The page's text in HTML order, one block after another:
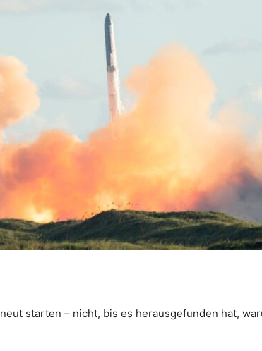
starten – nicht, bis es herausgefunden hat,